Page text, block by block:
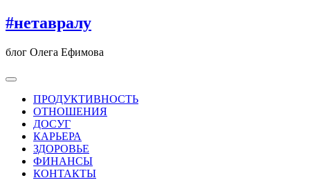
Перейти
к
#нетавралу
блог Олега Ефимова
ПРОДУКТИВНОСТЬ
ОТНОШЕНИЯ
ДОСУГ
КАРЬЕРА
ЗДОРОВЬЕ
ФИНАНСЫ
КОНТАКТЫ